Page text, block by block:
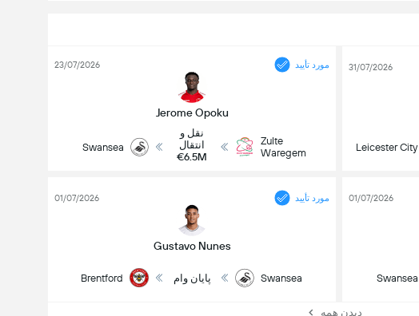
31/07/2026
Leicester City
مورد تأیید
Jerome Opoku
23/07/2026
Zulte
Waregem
نقل و
انتقال
€6.5M
Swansea
01/07/2026
Swansea
مورد تأیید
Gustavo Nunes
01/07/2026
Swansea پایان وام Brentford
دیدن همه